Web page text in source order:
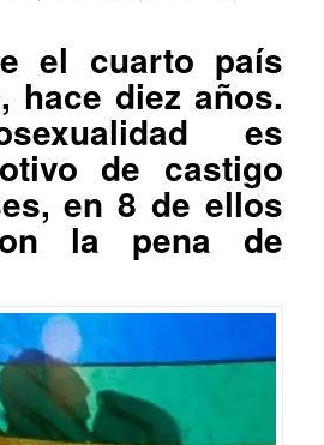
el cuarto país
hace diez años.
es
de castigo
en 8 de ellos
la pena de